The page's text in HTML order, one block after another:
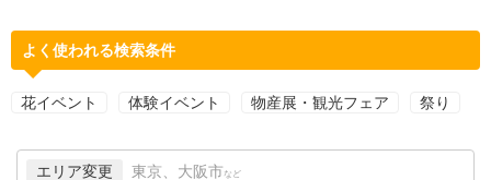
よく使われる検索条件
花イベント 体験イベント 物産展・観光フェア 祭り
エリア変更 東京、大阪市 など